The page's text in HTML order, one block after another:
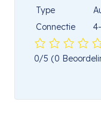
Type
Connectie
0/5 (0